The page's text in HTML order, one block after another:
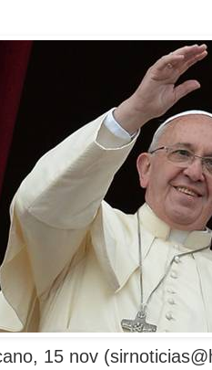
15 nov